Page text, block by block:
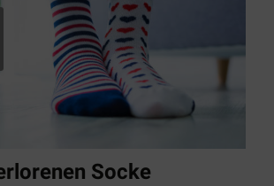
Socke